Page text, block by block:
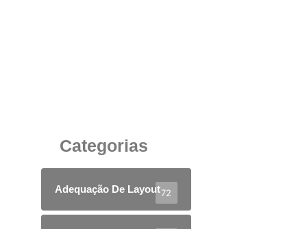
Categorias
Adequação De Layout72